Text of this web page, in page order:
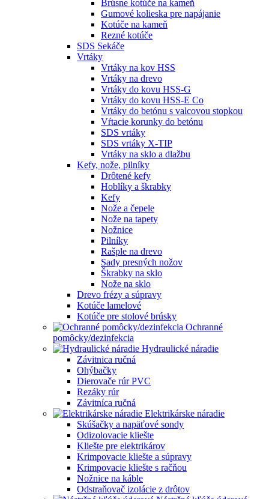
Brúsne kotúče na kameň
Gumové kolieska pre napájanie
Kotúče na kameň
Rezné kotúče
SDS Sekáče
Vrtáky
Vrtáky na kov HSS
Vrtáky na drevo
Vrtáky do kovu HSS-G
Vrtáky do kovu HSS-E Co
Vrtáky do betónu s valcovou stopkou
Vŕtacie korunky do betónu
SDS vrtáky
SDS vrtáky X-TIP
Vrtáky na sklo a dlažbu
Kefy, nože, pilníky
Drôtené kefy
Hoblíky a škrabky
Kefy
Nože a čepele
Nože na tapety
Nožnice
Pilníky
Rašple na drevo
Sady presných nožov
Škrabky na sklo
Nože na sklo
Drevo frézy a súpravy
Kotúče lamelové
Kotúče pre stolové brúsky
Ochranné
pomôcky/dezinfekcia
Hydraulické náradie
Závitnica ručná
Ohýbačky
Dierovače rúr PVC
Rezáky rúr
Závitníca ručná
Elektrikárske náradie
Skúšačky a napäťové sondy
Odizolovacie kliešte
Kliešte pre elektrikárov
Krimpovacie kliešte a súpravy
Krimpovacie kliešte s račňou
Nožnice na káble
Odstraňovač izolácie z drôtov